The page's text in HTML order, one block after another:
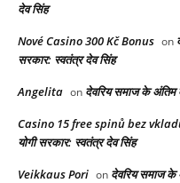
देव सिंह
Nové Casino 300 Kč Bonus on
सरकार: स्वतंत्र देव सिंह
Angelita on देवरिय समाज के अंतिम
Casino 15 free spinů bez
योगी सरकार: स्वतंत्र देव सिंह
Veikkaus Pori on देवरिय समाज के